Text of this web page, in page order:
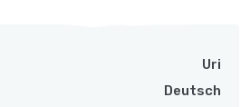
Uri
Deutsch